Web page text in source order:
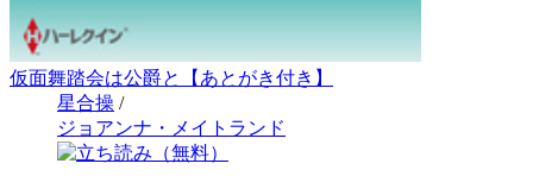
仮面舞踏会は公爵と【あとがき付き】
星合操 /
ジョアンナ・メイトランド